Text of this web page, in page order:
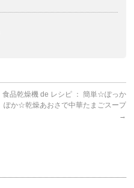
食品乾燥機 de レシピ ： 簡単☆ぽっか
ぽか☆乾燥あおさで中華たまごスープ
→